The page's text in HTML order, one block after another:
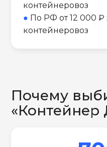
контейнеровоз
● По РФ от 12 000 ₽
контейнеровоз
Почему
«Контейнер